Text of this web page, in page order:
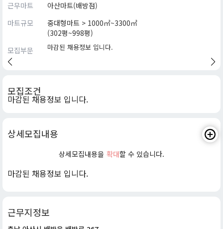
근무마트
아산마트(배방점)
마트규모
중대형마트 > 1000㎡~3300㎡
(302평~998평)
모집부문
마감된 채용정보 입니다.
모집조건
마감된 채용정보 입니다.
상세모집내용
상세모집내용을 확대할 수 있습니다.
마감된 채용정보 입니다.
근무지정보